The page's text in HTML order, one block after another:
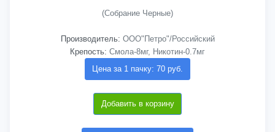
(Собрание Черные)
Производитель: ООО"Петро"/Российский
Крепость: Смола-8мг, Никотин-0.7мг
Цена за 1 пачку: 70 руб.
Добавить в корзину